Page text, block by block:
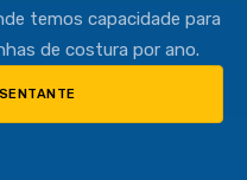
temos capacidade para
de costura por ano.